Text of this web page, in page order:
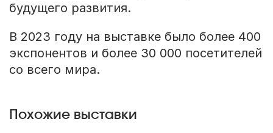
будущего развития.
В 2023 году на выставке было более 400
экспонентов и более 30 000 посетителей
со всего мира.
Похожие выставки